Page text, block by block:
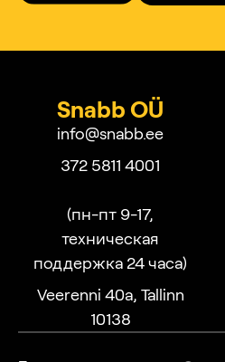
Snabb OÜ
info@snabb.ee
372 5811 4001
(пн-пт 9-17,
техническая
поддержка 24 часа)
Veerenni 40a, Tallinn
10138